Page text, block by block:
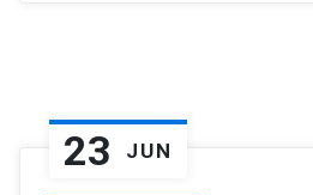
23 JUN